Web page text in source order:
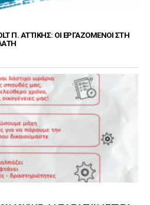
Π. ΑΤΤΙΚΉΣ: ΟΙ ΕΡΓΑΖΌΜΕΝΟΙ ΣΤΗ